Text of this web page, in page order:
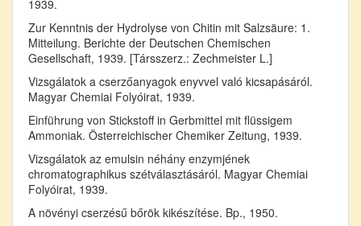
1939.
Zur Kenntnis der Hydrolyse von Chitin mit Salzsäure: 1.
Mitteilung. Berichte der Deutschen Chemischen
Gesellschaft, 1939. [Társszerz.: Zechmeister L.]
Vizsgálatok a cserzőanyagok enyvvel való kicsapásáról.
Magyar Chemiai Folyóirat, 1939.
Einführung von Stickstoff in Gerbmittel mit flüssigem
Ammoniak. Österreichischer Chemiker Zeitung, 1939.
Vizsgálatok az emulsin néhány enzymjének
chromatographikus szétválasztásáról. Magyar Chemiai
Folyóirat, 1939.
A növényi cserzésű bőrök kikészítése. Bp., 1950.